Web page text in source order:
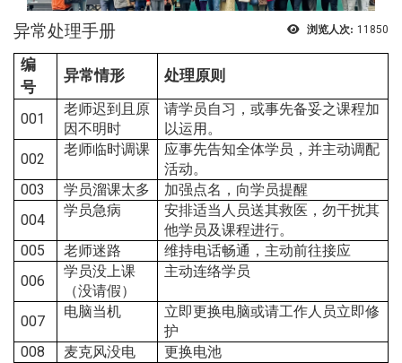
浏览人次: 11850
异常处理手册
编
号
异常情形 处理原则
001
老师迟到且原
因不明时
请学员自习，或事先备妥之课程加
以运用。
002
老师临时调课
应事先告知全体学员，并主动调配
活动。
003 学员溜课太多 加强点名， 向学员提醒
004
学员急病
安排适当人员送其救医，勿干扰其
他学员及课程进行。
005 老师迷路 维持电话畅通， 主动前往接应
006
学员没上课
（没请假）
主动连络学员
007
电脑当机
立即更换电脑或请工作人员立即修
护
008 麦克风没电 更换电池